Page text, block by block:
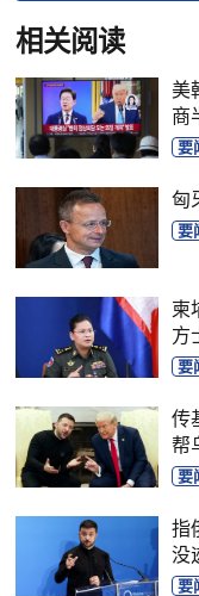
相关阅读
美
商
要
匈
要
柬
方
要
传
帮
要
指
没
要